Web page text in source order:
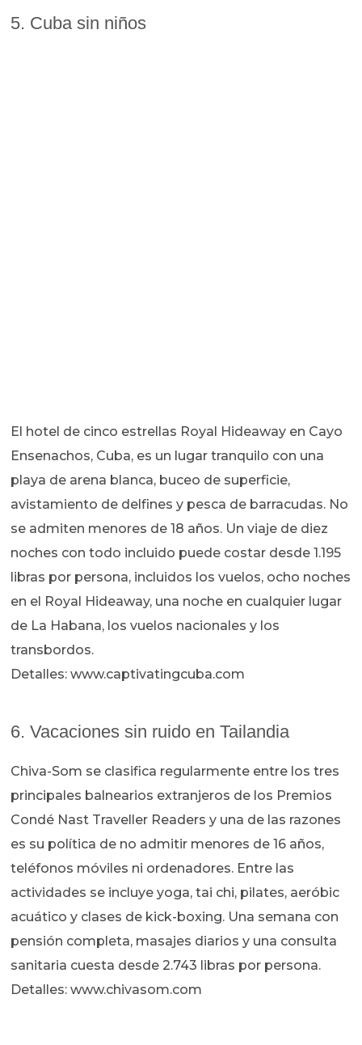
5. Cuba sin niños
El hotel de cinco estrellas Royal Hideaway en Cayo
Ensenachos, Cuba, es un lugar tranquilo con una
playa de arena blanca, buceo de superficie,
avistamiento de delfines y pesca de barracudas. No
se admiten menores de 18 años. Un viaje de diez
noches con todo incluido puede costar desde 1.195
libras por persona, incluidos los vuelos, ocho noches
en el Royal Hideaway, una noche en cualquier lugar
de La Habana, los vuelos nacionales y los
transbordos.
Detalles: www.captivatingcuba.com
6. Vacaciones sin ruido en Tailandia
Chiva-Som se clasifica regularmente entre los tres
principales balnearios extranjeros de los Premios
Condé Nast Traveller Readers y una de las razones
es su política de no admitir menores de 16 años,
teléfonos móviles ni ordenadores. Entre las
actividades se incluye yoga, tai chi, pilates, aeróbic
acuático y clases de kick-boxing. Una semana con
pensión completa, masajes diarios y una consulta
sanitaria cuesta desde 2.743 libras por persona.
Detalles: www.chivasom.com